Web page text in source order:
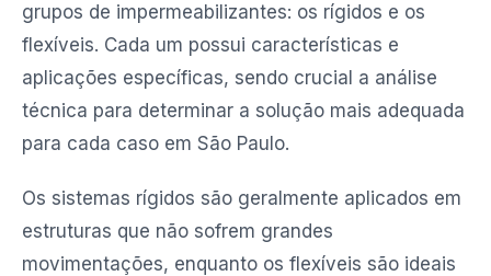
grupos de impermeabilizantes: os rígidos e os
flexíveis. Cada um possui características e
aplicações específicas, sendo crucial a análise
técnica para determinar a solução mais adequada
para cada caso em São Paulo.
Os sistemas rígidos são geralmente aplicados em
estruturas que não sofrem grandes
movimentações, enquanto os flexíveis são ideais